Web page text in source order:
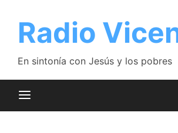
contenido
Radio
En sintonía con Jesús y los pobres